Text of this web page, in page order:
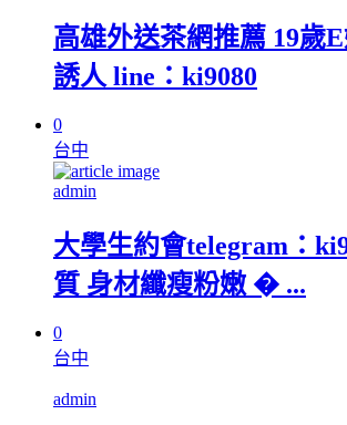
高雄外送茶網推薦 19歲
誘人 line：ki9080
0
台中
admin
大學生約會telegram：
質 身材纖瘦粉嫩 � ...
0
台中
admin